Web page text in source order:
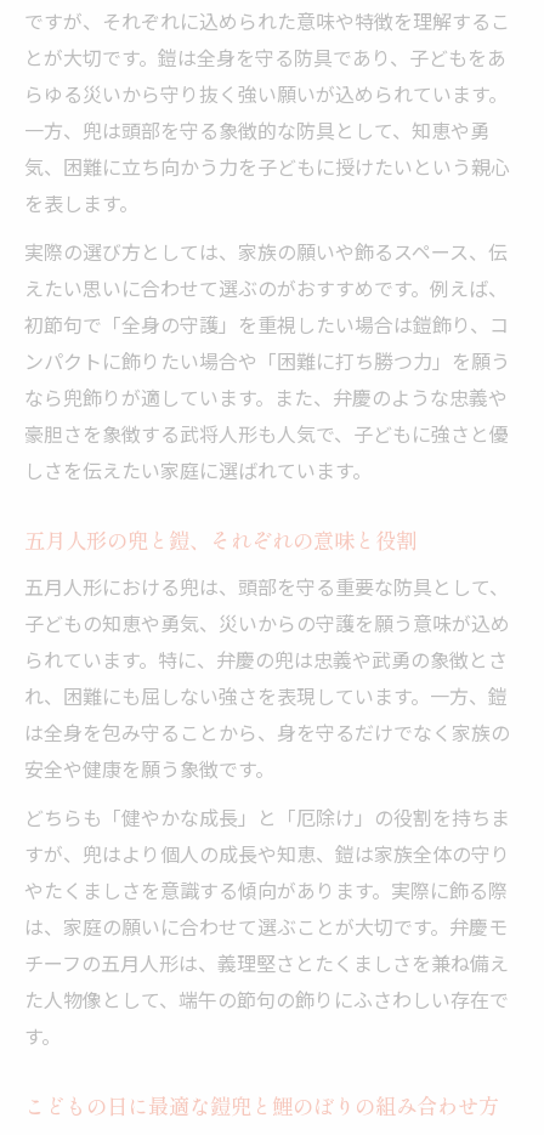
ですが、それぞれに込められた意味や特徴を理解するこ
とが大切です。鎧は全身を守る防具であり、子どもをあ
らゆる災いから守り抜く強い願いが込められています。
一方、兜は頭部を守る象徴的な防具として、知恵や勇
気、困難に立ち向かう力を子どもに授けたいという親心
を表します。
実際の選び方としては、家族の願いや飾るスペース、伝
えたい思いに合わせて選ぶのがおすすめです。例えば、
初節句で「全身の守護」を重視したい場合は鎧飾り、コ
ンパクトに飾りたい場合や「困難に打ち勝つ力」を願う
なら兜飾りが適しています。また、弁慶のような忠義や
豪胆さを象徴する武将人形も人気で、子どもに強さと優
しさを伝えたい家庭に選ばれています。
五月人形の兜と鎧、それぞれの意味と役割
五月人形における兜は、頭部を守る重要な防具として、
子どもの知恵や勇気、災いからの守護を願う意味が込め
られています。特に、弁慶の兜は忠義や武勇の象徴とさ
れ、困難にも屈しない強さを表現しています。一方、鎧
は全身を包み守ることから、身を守るだけでなく家族の
安全や健康を願う象徴です。
どちらも「健やかな成長」と「厄除け」の役割を持ちま
すが、兜はより個人の成長や知恵、鎧は家族全体の守り
やたくましさを意識する傾向があります。実際に飾る際
は、家庭の願いに合わせて選ぶことが大切です。弁慶モ
チーフの五月人形は、義理堅さとたくましさを兼ね備え
た人物像として、端午の節句の飾りにふさわしい存在で
す。
こどもの日に最適な鎧兜と鯉のぼりの組み合わせ方